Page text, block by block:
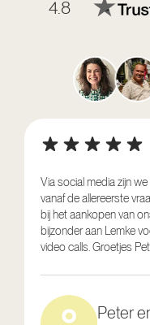
4.8
Via social media zijn
vanaf de allereerste
bij het aankopen van
bijzonder aan Lemke
video calls. Groetjes
Peter